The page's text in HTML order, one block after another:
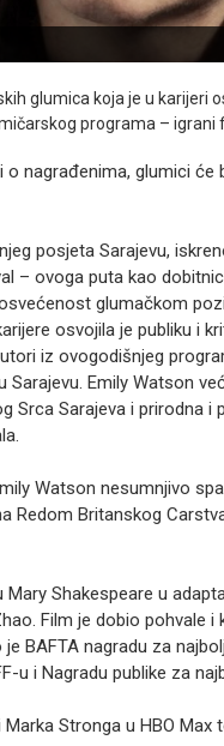
glumica koja je u karijeri
programa – igrani
nagrađenima, glumici će
posjeta Sarajevu,
– ovoga puta kao
glumačkom
osvojila je publiku i
iz ovogodišnjeg
Sarajevu. Emily Watson
Srca Sarajeva i prirodna i
Watson nesumnjivo
Redom Britanskog
Mary Shakespeare u
Film je dobio
BAFTA nagradu za
u i Nagradu publike za
Stronga u HBO Max